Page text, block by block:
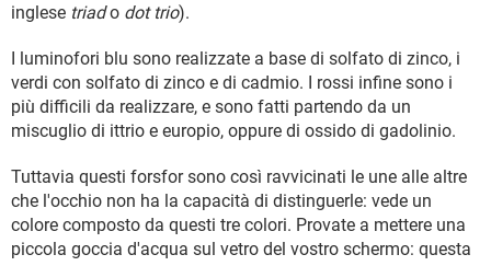
inglese triado dot trio).
I luminofori blu sono realizzate a base di solfato di zinco, i
verdi con solfato di zinco e di cadmio. I rossi infine sono i
più difficili da realizzare, e sono fatti partendo da un
miscuglio di ittrio e europio, oppure di ossido di gadolinio.
Tuttavia questi forsfor sono così ravvicinati le une alle altre
che l'occhio non ha la capacità di distinguerle: vede un
colore composto da questi tre colori. Provate a mettere una
piccola goccia d'acqua sul vetro del vostro schermo: questa